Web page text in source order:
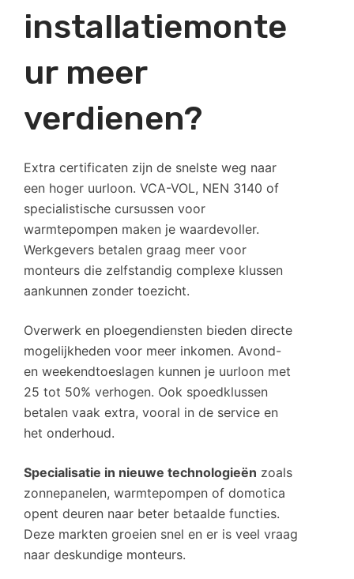
installatiemonte
ur meer
verdienen?
Extra certificaten zijn de snelste weg naar
een hoger uurloon. VCA-VOL, NEN 3140 of
specialistische cursussen voor
warmtepompen maken je waardevoller.
Werkgevers betalen graag meer voor
monteurs die zelfstandig complexe klussen
aankunnen zonder toezicht.
Overwerk en ploegendiensten bieden directe
mogelijkheden voor meer inkomen. Avond-
en weekendtoeslagen kunnen je uurloon met
25 tot 50% verhogen. Ook spoedklussen
betalen vaak extra, vooral in de service en
het onderhoud.
Specialisatie in nieuwe technologieën zoals
zonnepanelen, warmtepompen of domotica
opent deuren naar beter betaalde functies.
Deze markten groeien snel en er is veel vraag
naar deskundige monteurs.